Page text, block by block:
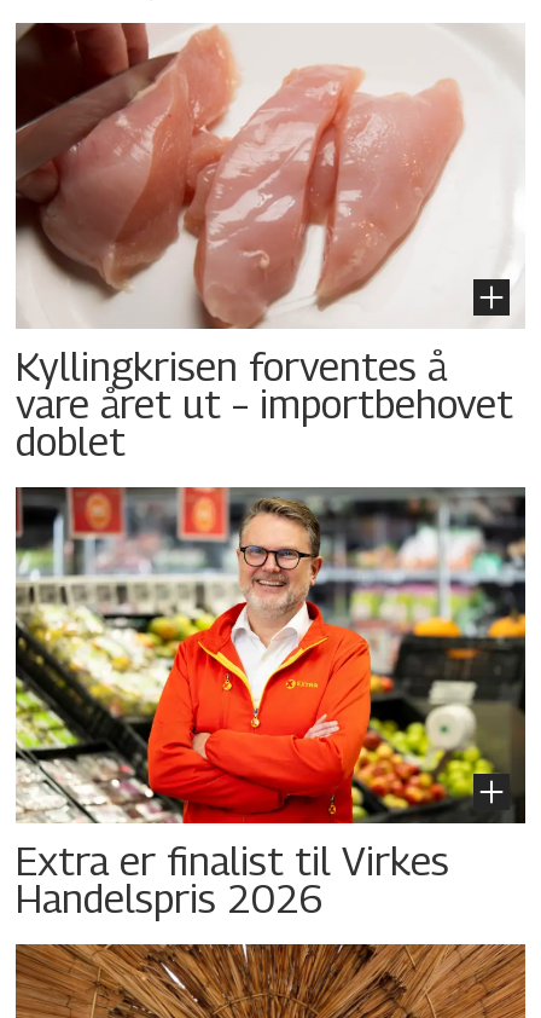
Kyllingkrisen forventes å
vare året ut – importbehovet
doblet
Extra er finalist til Virkes
Handelspris 2026